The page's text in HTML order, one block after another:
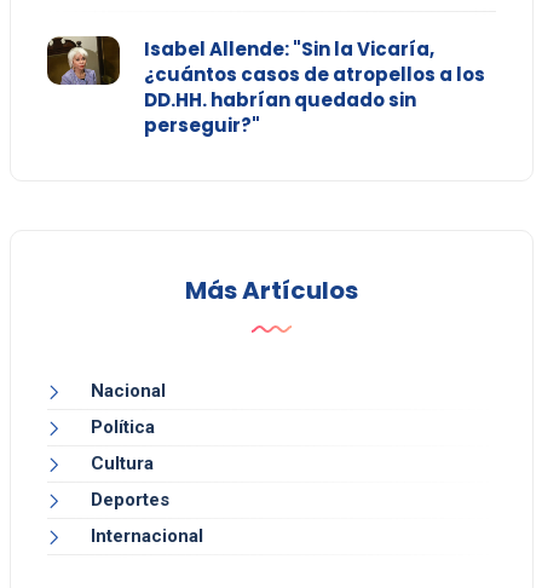
Isabel Allende: "Sin la Vicaría,
¿cuántos casos de atropellos a los
DD.HH. habrían quedado sin
perseguir?"
Más Artículos
Nacional
Política
Cultura
Deportes
Internacional